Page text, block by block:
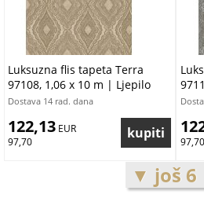
Luksuzna flis tapeta Terra
97108, 1,06 x 10 m | Ljepilo
besplatno
Dostava 14 rad. dana
122,13 EUR
97,70
97,70
▼ još 6